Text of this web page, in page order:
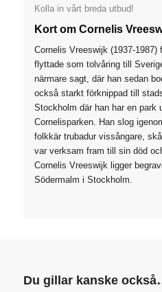
Kolla in vårt breda utbud!
Kort om Cornelis
Cornelis Vreeswijk (1937-1987)
flyttade som tolvåring till
närmare sagt, där han sedan
också starkt förknippad till
Stockholm där han har en park
Cornelisparken. Han slog
folkkär trubadur vissångare,
var verksam fram till sin död
Cornelis Vreeswijk ligger
Södermalm i Stockholm.
Du gillar kanske